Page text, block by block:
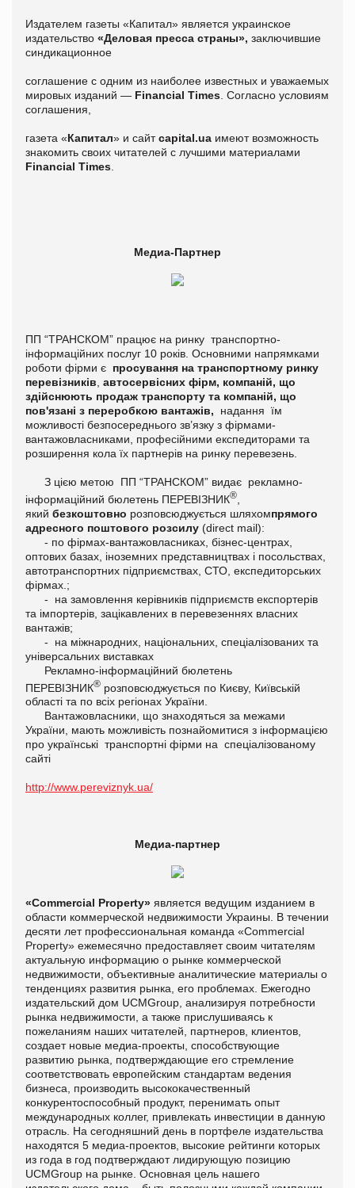
Издателем газеты «Капитал» является украинское
издательство «Деловая пресса страны», заключившие
синдикационное
соглашение с одним из наиболее известных и уважаемых
мировых изданий — Financial Times . Согласно условиям
соглашения,
газета «Капитал» и сайтcapital.ua имеют возможность
знакомить своих читателей с лучшими материалами
Financial Times
Медиа-Партнер
ПП “ТРАНСКОМ” працює на ринку транспортно-
інформаційних послуг 10 років. Основними напрямками
роботи фірми є просування на транспортному ринку
перевізників автосервісних фірм, компаній, що
здійснюють продаж транспорту та компаній, що
пов'язані з переробкою вантажів, надання їм
можливості безпосереднього зв’язку з фірмами-
вантажовласниками, професійними експедиторами та
розширення кола їх партнерів на ринку перевезень.
З цією метою ПП “ТРАНСКОМ” видає рекламно-
інформаційний бюлетень ПЕРЕВІЗНИК®
який безкоштовно розповсюджується шляхомпрямого
адресного поштового розсилу (direct mail):
- по фірмах-вантажовласниках, бізнес-центрах,
оптових базах, іноземних представництвах і посольствах,
автотранспортних підприємствах, СТО, експедиторських
фірмах.;
- на замовлення керівників підприємств експортерів
та імпортерів, зацікавлених в перевезеннях власних
вантажів;
- на міжнародних, національних, спеціалізованих та
універсальних виставках
Рекламно-інформаційний бюлетень
ПЕРЕВІЗНИК® розповсюджується по Києву, Київській
області та по всіх регіонах України.
Вантажовласники, що знаходяться за межами
України, мають можливість познайомитися з інформацією
про українські транспортні фірми на спеціалізованому
сайті
http://www.pereviznyk.ua/
Медиа-партнер
«Commercial Property» является ведущим изданием в
области коммерческой недвижимости Украины. В течении
десяти лет профессиональная команда «Commercial
Property» ежемесячно предоставляет своим читателям
актуальную информацию о рынке коммерческой
недвижимости, объективные аналитические материалы о
тенденциях развития рынка, его проблемах. Ежегодно
издательский дом UCMGroup, анализируя потребности
рынка недвижимости, а также прислушиваясь к
пожеланиям наших читателей, партнеров, клиентов,
создает новые медиа-проекты, способствующие
развитию рынка, подтверждающие его стремление
соответствовать европейским стандартам ведения
бизнеса, производить высококачественный
конкурентоспособный продукт, перенимать опыт
международных коллег, привлекать инвестиции в данную
отрасль. На сегодняшний день в портфеле издательства
находятся 5 медиа-проектов, высокие рейтинги которых
из года в год подтверждают лидирующую позицию
UCMGroup на рынке. Основная цель нашего